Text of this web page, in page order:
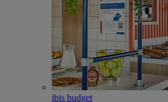
ibis budget